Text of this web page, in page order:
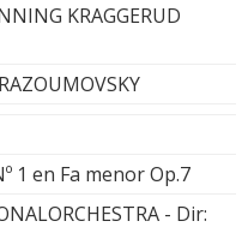
KRAGGERUD
1 en Fa menor Op.7
- Dir: